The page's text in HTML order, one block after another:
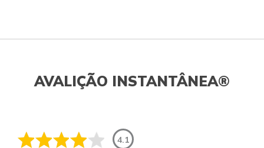
AVALIÇÃO INSTANTÂNEA®
4.1